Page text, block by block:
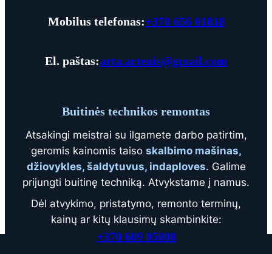
Mobilus telefonas:+370 656 01818
El. paštas:arta.artenis@gmail.com
Buitinės technikos remontas
Atsakingi meistrai su ilgamete darbo patirtim,
geromis kainomis taiso skalbimo mašinas,
džiovykles, šaldytuvus, indaploves. Galime
prijungti buitinę techniką. Atvykstame į namus.
Dėl atvykimo, pristatymo, remonto terminų,
kainų ar kitų klausimų skambinkite:
+370 609 05008